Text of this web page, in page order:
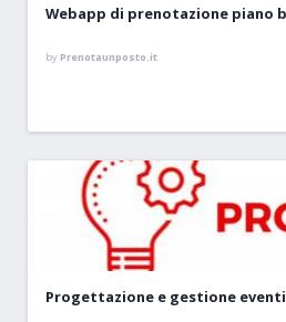
Webapp di prenotazione piano
byPrenotaunposto.it
Progettazione e gestione eventi